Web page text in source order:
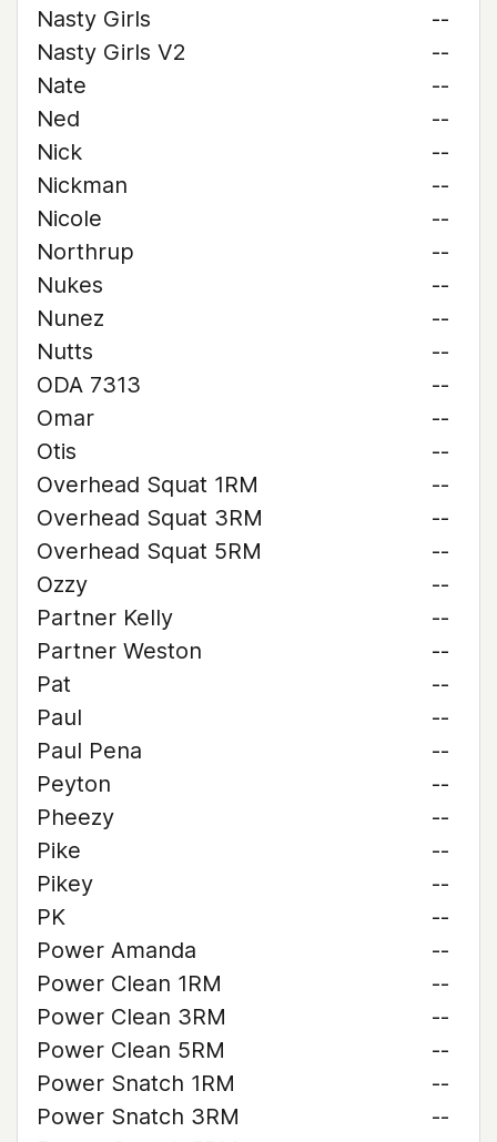
Nasty Girls
--
Nasty Girls V2
--
Nate
--
Ned
--
Nick
--
Nickman
--
Nicole
--
Northrup
--
Nukes
--
Nunez
--
Nutts
--
ODA 7313
--
Omar
--
Otis
--
Overhead Squat 1RM
--
Overhead Squat 3RM
--
Overhead Squat 5RM
--
Ozzy
--
Partner Kelly
--
Partner Weston
--
Pat
--
Paul
--
Paul Pena
--
Peyton
--
Pheezy
--
Pike
--
Pikey
--
PK
--
Power Amanda
--
Power Clean 1RM
--
Power Clean 3RM
--
Power Clean 5RM
--
Power Snatch 1RM
--
Power Snatch 3RM
--